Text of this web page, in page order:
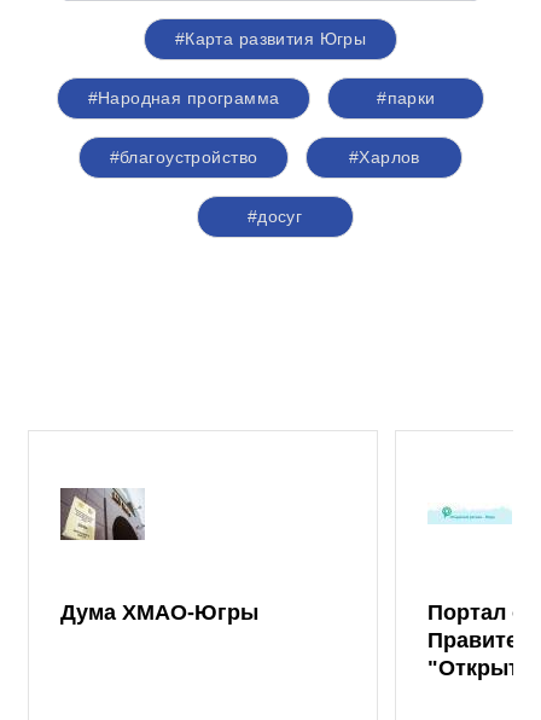
#Карта развития Югры
#Народная программа #парки
#благоустройство #Харлов
#досуг
Дума ХМАО-Югры
Портал